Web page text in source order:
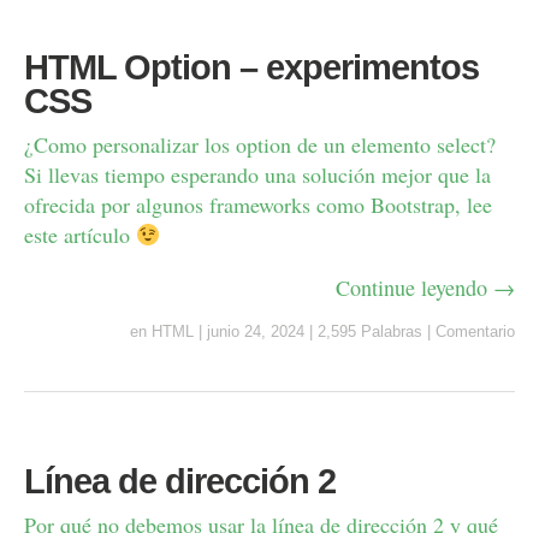
HTML Option – experimentos
CSS
¿Como personalizar los option de un elemento select?
Si llevas tiempo esperando una solución mejor que la
ofrecida por algunos frameworks como Bootstrap, lee
este artículo
Continue leyendo →
en HTML junio 24, 2024 2,595 Palabras Comentario
Línea de dirección 2
Por qué no debemos usar la línea de dirección 2 y qué